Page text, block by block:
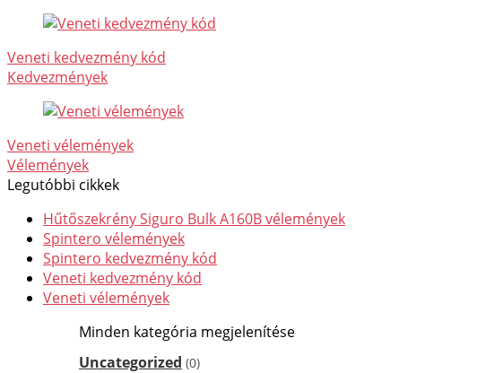
Veneti kedvezmény kód
Kedvezmények
Veneti vélemények
Vélemények
Legutóbbi cikkek
Hűtőszekrény Siguro Bulk A160B vélemények
Spintero vélemények
Spintero kedvezmény kód
Veneti kedvezmény kód
Veneti vélemények
Minden kategória megjelenítése
Uncategorized (0)